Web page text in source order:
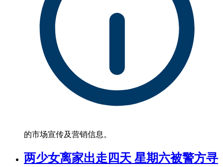
的市场宣传及营销信息。
两少女离家出走四天 星期六被警方寻